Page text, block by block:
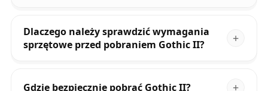
Dlaczego należy sprawdzić wymagania
sprzętowe przed pobraniem Gothic II?
Gdzie bezpiecznie pobrać Gothic II?